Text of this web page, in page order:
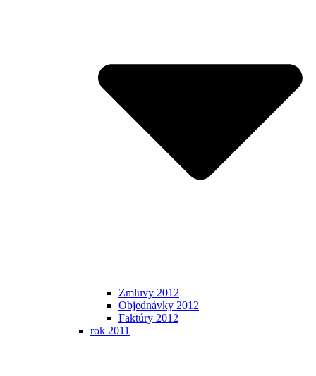
Zmluvy 2012
Objednávky 2012
Faktúry 2012
rok 2011